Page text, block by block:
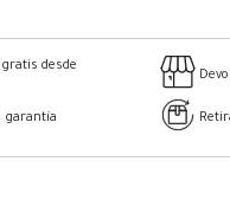
desde
garantía